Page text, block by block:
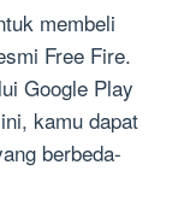
membeli
Free Fire.
Google Play
kamu dapat
berbeda-